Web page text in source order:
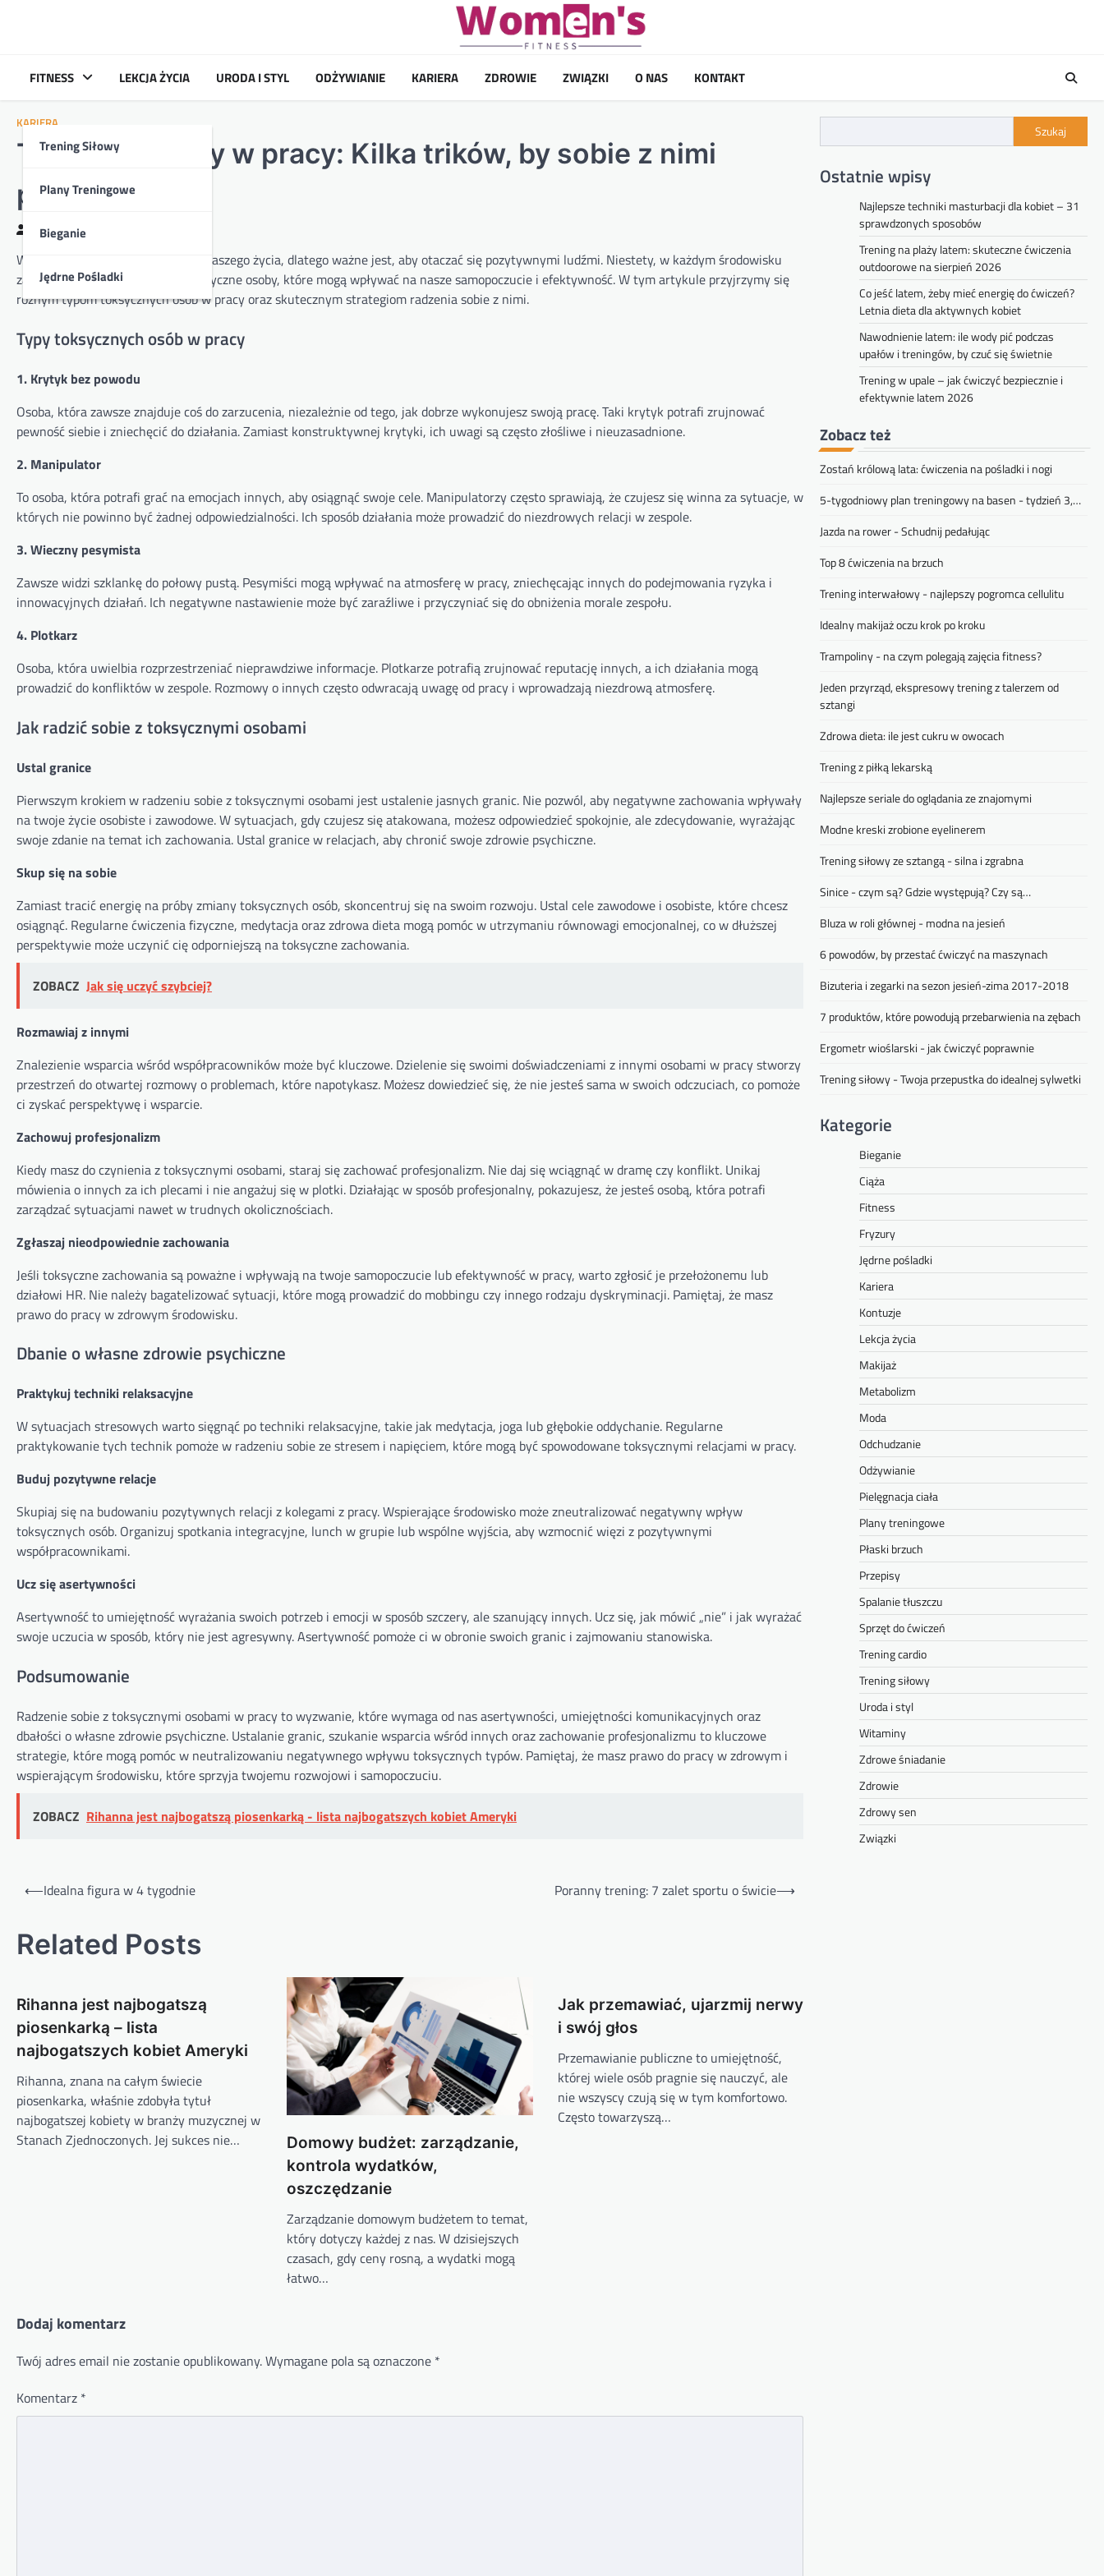
FITNESS
Trening Siłowy
Plany Treningowe
Bieganie
Jędrne Pośladki
LEKCJA ŻYCIA URODA I STYL ODŻYWIANIE KARIERA ZDROWIE ZWIĄZKI O NAS KONTAKT
KARIERA
Toksyczne typy w pracy: Kilka trików, by sobie z nimi
poradzić
Kasia 2024-05-26
W pracy spędzamy znaczną część naszego życia, dlatego ważne jest, aby otaczać się pozytywnymi ludźmi. Niestety, w każdym środowisku
zawodowym mogą pojawić się toksyczne osoby, które mogą wpływać na nasze samopoczucie i efektywność. W tym artykule przyjrzymy się
różnym typom toksycznych osób w pracy oraz skutecznym strategiom radzenia sobie z nimi.
Typy toksycznych osób w pracy
1. Krytyk bez powodu
Osoba, która zawsze znajduje coś do zarzucenia, niezależnie od tego, jak dobrze wykonujesz swoją pracę. Taki krytyk potrafi zrujnować
pewność siebie i zniechęcić do działania. Zamiast konstruktywnej krytyki, ich uwagi są często złośliwe i nieuzasadnione.
2. Manipulator
To osoba, która potrafi grać na emocjach innych, aby osiągnąć swoje cele. Manipulatorzy często sprawiają, że czujesz się winna za sytuacje, w
których nie powinno być żadnej odpowiedzialności. Ich sposób działania może prowadzić do niezdrowych relacji w zespole.
3. Wieczny pesymista
Zawsze widzi szklankę do połowy pustą. Pesymiści mogą wpływać na atmosferę w pracy, zniechęcając innych do podejmowania ryzyka i
innowacyjnych działań. Ich negatywne nastawienie może być zaraźliwe i przyczyniać się do obniżenia morale zespołu.
4. Plotkarz
Osoba, która uwielbia rozprzestrzeniać nieprawdziwe informacje. Plotkarze potrafią zrujnować reputację innych, a ich działania mogą
prowadzić do konfliktów w zespole. Rozmowy o innych często odwracają uwagę od pracy i wprowadzają niezdrową atmosferę.
Jak radzić sobie z toksycznymi osobami
Ustal granice
Pierwszym krokiem w radzeniu sobie z toksycznymi osobami jest ustalenie jasnych granic. Nie pozwól, aby negatywne zachowania wpływały
na twoje życie osobiste i zawodowe. W sytuacjach, gdy czujesz się atakowana, możesz odpowiedzieć spokojnie, ale zdecydowanie, wyrażając
swoje zdanie na temat ich zachowania. Ustal granice w relacjach, aby chronić swoje zdrowie psychiczne.
Skup się na sobie
Zamiast tracić energię na próby zmiany toksycznych osób, skoncentruj się na swoim rozwoju. Ustal cele zawodowe i osobiste, które chcesz
osiągnąć. Regularne ćwiczenia fizyczne, medytacja oraz zdrowa dieta mogą pomóc w utrzymaniu równowagi emocjonalnej, co w dłuższej
perspektywie może uczynić cię odporniejszą na toksyczne zachowania.
ZOBACZ Jak się uczyć szybciej?
Rozmawiaj z innymi
Znalezienie wsparcia wśród współpracowników może być kluczowe. Dzielenie się swoimi doświadczeniami z innymi osobami w pracy stworzy
przestrzeń do otwartej rozmowy o problemach, które napotykasz. Możesz dowiedzieć się, że nie jesteś sama w swoich odczuciach, co pomoże
ci zyskać perspektywę i wsparcie.
Zachowuj profesjonalizm
Kiedy masz do czynienia z toksycznymi osobami, staraj się zachować profesjonalizm. Nie daj się wciągnąć w dramę czy konflikt. Unikaj
mówienia o innych za ich plecami i nie angażuj się w plotki. Działając w sposób profesjonalny, pokazujesz, że jesteś osobą, która potrafi
zarządzać sytuacjami nawet w trudnych okolicznościach.
Zgłaszaj nieodpowiednie zachowania
Jeśli toksyczne zachowania są poważne i wpływają na twoje samopoczucie lub efektywność w pracy, warto zgłosić je przełożonemu lub
działowi HR. Nie należy bagatelizować sytuacji, które mogą prowadzić do mobbingu czy innego rodzaju dyskryminacji. Pamiętaj, że masz
prawo do pracy w zdrowym środowisku.
Dbanie o własne zdrowie psychiczne
Praktykuj techniki relaksacyjne
W sytuacjach stresowych warto sięgnąć po techniki relaksacyjne, takie jak medytacja, joga lub głębokie oddychanie. Regularne
praktykowanie tych technik pomoże w radzeniu sobie ze stresem i napięciem, które mogą być spowodowane toksycznymi relacjami w pracy.
Buduj pozytywne relacje
Skupiaj się na budowaniu pozytywnych relacji z kolegami z pracy. Wspierające środowisko może zneutralizować negatywny wpływ
toksycznych osób. Organizuj spotkania integracyjne, lunch w grupie lub wspólne wyjścia, aby wzmocnić więzi z pozytywnymi
współpracownikami.
Ucz się asertywności
Asertywność to umiejętność wyrażania swoich potrzeb i emocji w sposób szczery, ale szanujący innych. Ucz się, jak mówić „nie” i jak wyrażać
swoje uczucia w sposób, który nie jest agresywny. Asertywność pomoże ci w obronie swoich granic i zajmowaniu stanowiska.
Podsumowanie
Radzenie sobie z toksycznymi osobami w pracy to wyzwanie, które wymaga od nas asertywności, umiejętności komunikacyjnych oraz
dbałości o własne zdrowie psychiczne. Ustalanie granic, szukanie wsparcia wśród innych oraz zachowanie profesjonalizmu to kluczowe
strategie, które mogą pomóc w neutralizowaniu negatywnego wpływu toksycznych typów. Pamiętaj, że masz prawo do pracy w zdrowym i
wspierającym środowisku, które sprzyja twojemu rozwojowi i samopoczuciu.
ZOBACZ Rihanna jest najbogatszą piosenkarką - lista najbogatszych kobiet Ameryki
Nawigacja
⟵Idealna figura w 4 tygodnie Poranny trening: 7 zalet sportu o świcie⟶
Related Posts
Rihanna jest najbogatszą
piosenkarką – lista
najbogatszych kobiet Ameryki
Rihanna, znana na całym świecie
piosenkarka, właśnie zdobyła tytuł
najbogatszej kobiety w branży muzycznej w
Stanach Zjednoczonych. Jej sukces nie…
Domowy budżet: zarządzanie,
kontrola wydatków,
oszczędzanie
Zarządzanie domowym budżetem to temat,
który dotyczy każdej z nas. W dzisiejszych
czasach, gdy ceny rosną, a wydatki mogą
łatwo…
Jak przemawiać, ujarzmij nerwy
i swój głos
Przemawianie publiczne to umiejętność,
której wiele osób pragnie się nauczyć, ale
nie wszyscy czują się w tym komfortowo.
Często towarzyszą…
Dodaj komentarz
Twój adres email nie zostanie opublikowany.Wymagane pola są oznaczone *
Komentarz *
Szukaj
Ostatnie wpisy
Najlepsze techniki masturbacji dla kobiet – 31
sprawdzonych sposobów
Trening na plaży latem: skuteczne ćwiczenia
outdoorowe na sierpień 2026
Co jeść latem, żeby mieć energię do ćwiczeń?
Letnia dieta dla aktywnych kobiet
Nawodnienie latem: ile wody pić podczas
upałów i treningów, by czuć się świetnie
Trening w upale – jak ćwiczyć bezpiecznie i
efektywnie latem 2026
Zobacz też
Zostań królową lata: ćwiczenia na pośladki i nogi
5-tygodniowy plan treningowy na basen - tydzień 3,…
Jazda na rower - Schudnij pedałując
Top 8 ćwiczenia na brzuch
Trening interwałowy - najlepszy pogromca cellulitu
Idealny makijaż oczu krok po kroku
Trampoliny - na czym polegają zajęcia fitness?
Jeden przyrząd, ekspresowy trening z talerzem od
sztangi
Zdrowa dieta: ile jest cukru w owocach
Trening z piłką lekarską
Najlepsze seriale do oglądania ze znajomymi
Modne kreski zrobione eyelinerem
Trening siłowy ze sztangą - silna i zgrabna
Sinice - czym są? Gdzie występują? Czy są…
Bluza w roli głównej - modna na jesień
6 powodów, by przestać ćwiczyć na maszynach
Bizuteria i zegarki na sezon jesień-zima 2017-2018
7 produktów, które powodują przebarwienia na zębach
Ergometr wioślarski - jak ćwiczyć poprawnie
Trening siłowy - Twoja przepustka do idealnej sylwetki
Kategorie
Bieganie
Ciąża
Fitness
Fryzury
Jędrne pośladki
Kariera
Kontuzje
Lekcja życia
Makijaż
Metabolizm
Moda
Odchudzanie
Odżywianie
Pielęgnacja ciała
Plany treningowe
Płaski brzuch
Przepisy
Spalanie tłuszczu
Sprzęt do ćwiczeń
Trening cardio
Trening siłowy
Uroda i styl
Witaminy
Zdrowe śniadanie
Zdrowie
Zdrowy sen
Związki